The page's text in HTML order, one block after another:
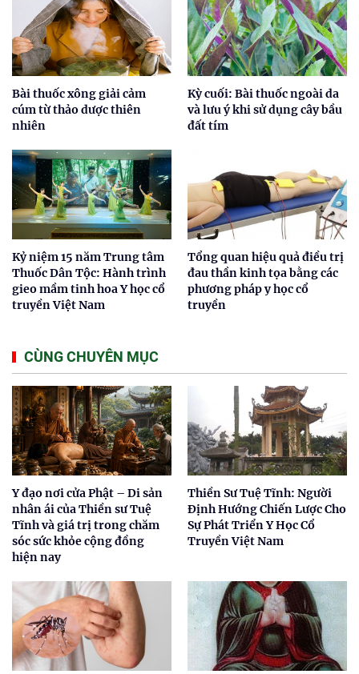
Bài thuốc xông giải cảm
cúm từ thảo dược thiên
nhiên
Kỳ cuối: Bài thuốc ngoài da
và lưu ý khi sử dụng cây bầu
đất tím
Kỷ niệm 15 năm Trung tâm
Thuốc Dân Tộc: Hành trình
gieo mầm tinh hoa Y học cổ
truyền Việt Nam
Tổng quan hiệu quả điều trị
đau thần kinh tọa bằng các
phương pháp y học cổ
truyền
CÙNG CHUYÊN MỤC
Y đạo nơi cửa Phật – Di sản
nhân ái của Thiền sư Tuệ
Tĩnh và giá trị trong chăm
sóc sức khỏe cộng đồng
hiện nay
Thiền Sư Tuệ Tĩnh: Người
Định Hướng Chiến Lược Cho
Sự Phát Triển Y Học Cổ
Truyền Việt Nam